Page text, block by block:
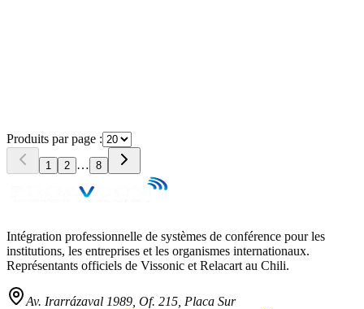
Produits par page :
1 2 … 8
Intégration professionnelle de systèmes de conférence pour les
institutions, les entreprises et les organismes internationaux.
Représentants officiels de Vissonic et Relacart au Chili.
Av. Irarrázaval 1989, Of. 215, Placa Sur